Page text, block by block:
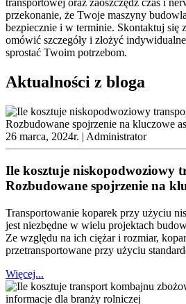
transportowej oraz zaoszczędź czas i
przekonanie, że Twoje maszyny
bezpiecznie i w terminie. Skontaktuj się
omówić szczegóły i złożyć
sprostać Twoim potrzebom.
Aktualności z bloga
26 marca, 2024r. | Administrator
Ile kosztuje
Rozbudowane spojrzenie na
Transportowanie koparek przy użyciu
jest niezbędne w wielu projektach
Ze względu na ich ciężar i rozmiar,
przetransportowane przy użyciu
Więcej...